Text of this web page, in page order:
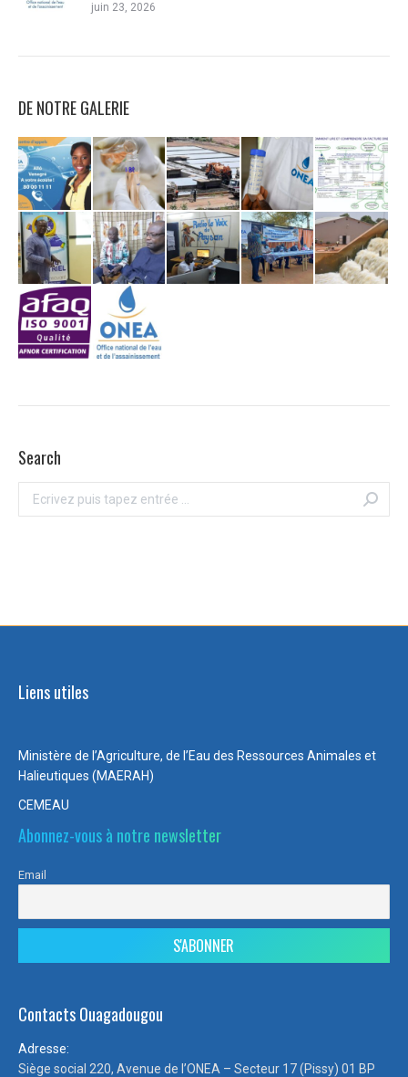
juin 23, 2026
DE NOTRE GALERIE
Search
Recherche
Liens utiles
Ministère de l’Agriculture, de l’Eau des Ressources Animales et
Halieutiques (MAERAH)
CEMEAU
Abonnez-vous à notre newsletter
Email
Contacts Ouagadougou
Adresse:
Siège social 220, Avenue de l’ONEA – Secteur 17 (Pissy) 01 BP